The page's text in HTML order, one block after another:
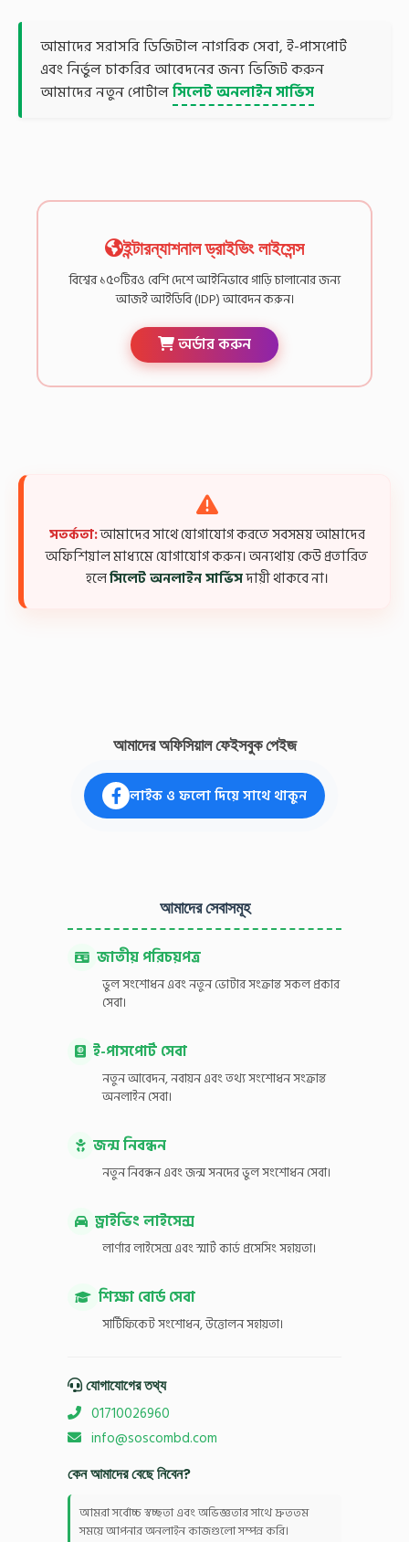
আমাদের সরাসরি ডিজিটাল নাগরিক সেবা, ই-পাসপোর্ট
এবং নির্ভুল চাকরির আবেদনের জন্য ভিজিট করুন
আমাদের নতুন পোর্টালসিলেট অনলাইন সার্ভিস
ইন্টারন্যাশনাল ড্রাইভিং লাইসেন্স
বিশ্বের ১৫০টিরও বেশি দেশে আইনিভাবে গাড়ি চালানোর জন্য
আজই আইডিবি (IDP) আবেদন করুন।
অর্ডার করুন
সতর্কতা:আমাদের সাথে যোগাযোগ করতে সবসময় আমাদের
অফিশিয়াল মাধ্যমে যোগাযোগ করুন। অন্যথায় কেউ প্রতারিত
হলেসিলেট অনলাইন সার্ভিসদায়ী থাকবে না।
আমাদের অফিসিয়াল ফেইসবুক পেইজ
লাইক ও ফলো দিয়ে সাথে থাকুন
আমাদের সেবাসমূহ
জাতীয় পরিচয়পত্র
ভুল সংশোধন এবং নতুন ভোটার সংক্রান্ত সকল প্রকার
সেবা।
ই-পাসপোর্ট সেবা
নতুন আবেদন, নবায়ন এবং তথ্য সংশোধন সংক্রান্ত
অনলাইন সেবা।
জন্ম নিবন্ধন
নতুন নিবন্ধন এবং জন্ম সনদের ভুল সংশোধন সেবা।
ড্রাইভিং লাইসেন্স
লার্ণার লাইসেন্স এবং স্মার্ট কার্ড প্রসেসিং সহায়তা।
শিক্ষা বোর্ড সেবা
সার্টিফিকেট সংশোধন, উত্তোলন সহায়তা।
যোগাযোগের তথ্য
01710026960
info@soscombd.com
কেন আমাদের বেছে নিবেন?
আমরা সর্বোচ্চ স্বচ্ছতা এবং অভিজ্ঞতার সাথে দ্রুততম
সময়ে আপনার অনলাইন কাজগুলো সম্পন্ন করি।